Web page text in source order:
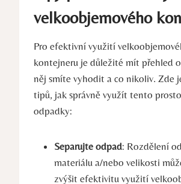
velkoobjemového
Pro efektivní využití
kontejneru je důležité mít přehled
něj smíte vyhodit a co nikoliv. Zde
tipů, jak správně využít tento
odpadky:
Separujte odpad: Rozdělení
materiálu a/nebo velikosti
zvýšit efektivitu využití